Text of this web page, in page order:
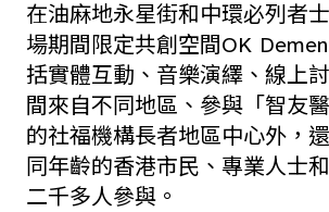
在油麻地永星街和中環必列者
場期間限定共創空間OK
括實體互動、音樂演繹、線上
間來自不同地區、參與「智友
的社福機構長者地區中心外，
同年齡的香港市民、專業人士
二千多人參與。